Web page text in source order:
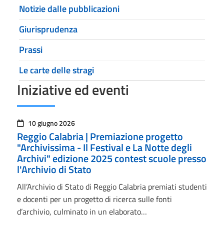
Notizie dalle pubblicazioni
Giurisprudenza
Prassi
Le carte delle stragi
Iniziative ed eventi
10 giugno 2026
Reggio Calabria | Premiazione progetto
"Archivissima - Il Festival e La Notte degli
Archivi" edizione 2025 contest scuole presso
l'Archivio di Stato
All’Archivio di Stato di Reggio Calabria premiati studenti
e docenti per un progetto di ricerca sulle fonti
d’archivio, culminato in un elaborato…